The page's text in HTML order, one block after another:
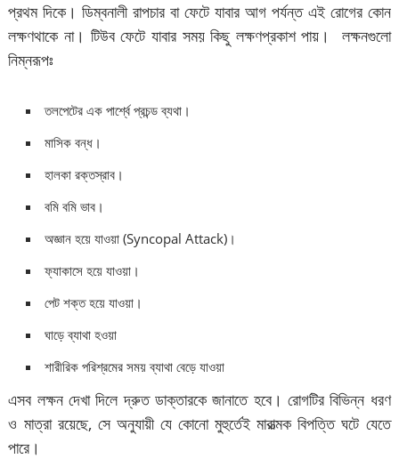
প্রথম দিকে। ডিম্বনালী রাপচার বা ফেটে যাবার আগ পর্যন্ত এই রোগের কোন
লক্ষণথাকে না। টিউব ফেটে যাবার সময় কিছু লক্ষণপ্রকাশ পায়। লক্ষনগুলো
নিম্নরূপঃ
তলপেটের এক পার্শ্বে প্রচন্ড ব্যথা।
মাসিক বন্ধ।
হালকা রক্তস্রাব।
বমি বমি ভাব।
অজ্ঞান হয়ে যাওয়া (Syncopal Attack)।
ফ্যাকাসে হয়ে যাওয়া।
পেট শক্ত হয়ে যাওয়া।
ঘাড়ে ব্যাথা হওয়া
শারীরিক পরিশ্রমের সময় ব্যাথা বেড়ে যাওয়া
এসব লক্ষন দেখা দিলে দ্রুত ডাক্তারকে জানাতে হবে। রোগটির বিভিন্ন ধরণ
ও মাত্রা রয়েছে, সে অনুযায়ী যে কোনো মুহুর্তেই মারাত্মক বিপত্তি ঘটে যেতে
পারে।